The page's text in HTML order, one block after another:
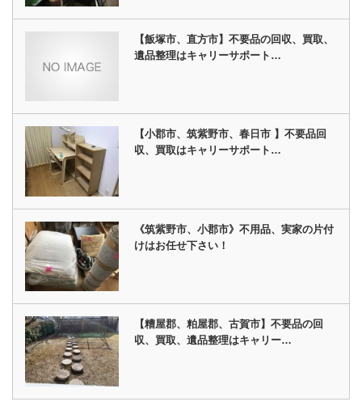
【飯塚市、直方市】不要品の回収、買取、
遺品整理はキャリーサポート…
【小郡市、筑紫野市、春日市 】不要品回
収、買取はキャリーサポート…
《筑紫野市、小郡市》不用品、実家の片付
けはお任せ下さい！
【糟屋郡、粕屋郡、古賀市】不要品の回
収、買取、遺品整理はキャリー…